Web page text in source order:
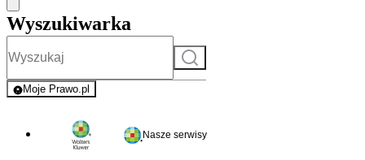
Wyszukiwarka
Szukaj
Moje Prawo.pl
- rejestracja i logowanie do serwisu
Nasze serwisy